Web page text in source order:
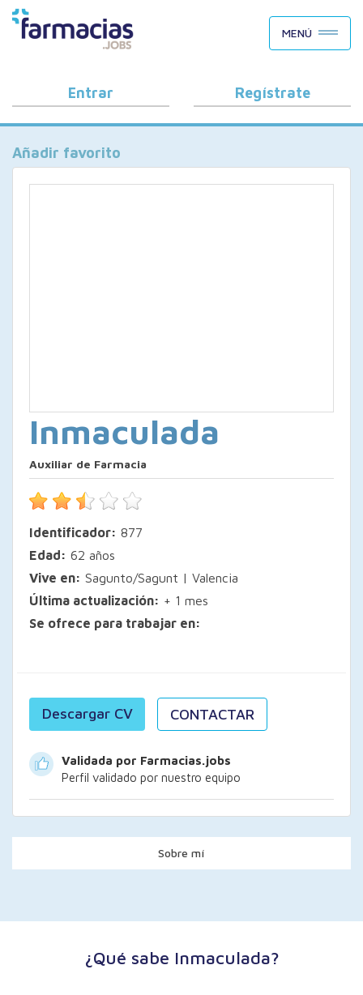
BUSCAR CANDIDATOS
OFERTAS DE EMPLEO
COMO FUNCIONA
PORQUÉ FARMACIAS.JOBS
BLOG
MENÚ
Entrar Regístrate
Añadir favorito
Inmaculada
Auxiliar de Farmacia
Identificador: 877
Edad: 62 años
Vive en: Sagunto/Sagunt | Valencia
Última actualización: + 1 mes
Se ofrece para trabajar en:
Descargar CV CONTACTAR
Validada por Farmacias.jobs
Perfil validado por nuestro equipo
Sobre mí
¿Qué sabe Inmaculada?